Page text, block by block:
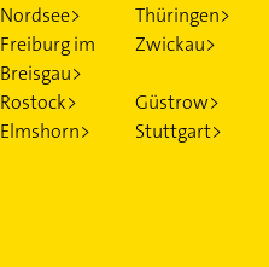
Nordsee>
Thüringen>
Freiburg im
Breisgau>
Zwickau>
Rostock> Güstrow>
Elmshorn>
Stuttgart>